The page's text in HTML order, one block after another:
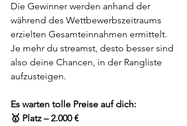
Die Gewinner werden anhand der
während des Wettbewerbszeitraums
erzielten Gesamteinnahmen ermittelt.
Je mehr du streamst, desto besser sind
also deine Chancen, in der Rangliste
aufzusteigen.
Es warten tolle Preise auf dich:
🥇 Platz – 2.000 €